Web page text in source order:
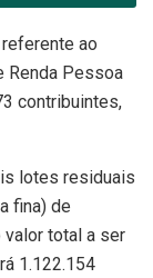
ao
Renda Pessoa
contribuintes,
lotes residuais
fina) de
total a ser
1.122.154